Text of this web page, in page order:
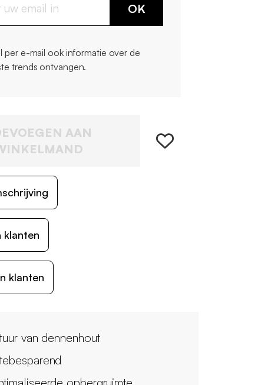
OK
per e-mail ook informatie over de
trends ontvangen.
AAN
klanten
klanten
van dennenhout